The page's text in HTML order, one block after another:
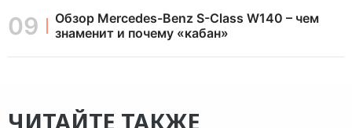
Обзор Mercedes-Benz S-Class W140 – чем
знаменит и почему «кабан»
ЧИТАЙТЕ ТАКЖЕ